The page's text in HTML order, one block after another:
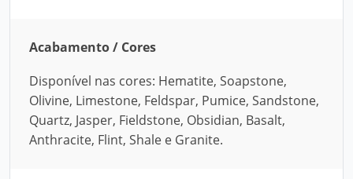
Acabamento / Cores
Disponível nas cores: Hematite, Soapstone,
Olivine, Limestone, Feldspar, Pumice, Sandstone,
Quartz, Jasper, Fieldstone, Obsidian, Basalt,
Anthracite, Flint, Shale e Granite.